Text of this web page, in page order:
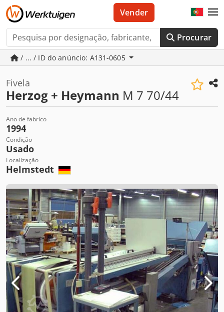
Procurar
Vender
/ ... / ID do anúncio: A131-0605
Fivela
Herzog + Heymann M 7 70/44
Ano de fabrico
1994
Condição
Usado
Localização
Helmstedt